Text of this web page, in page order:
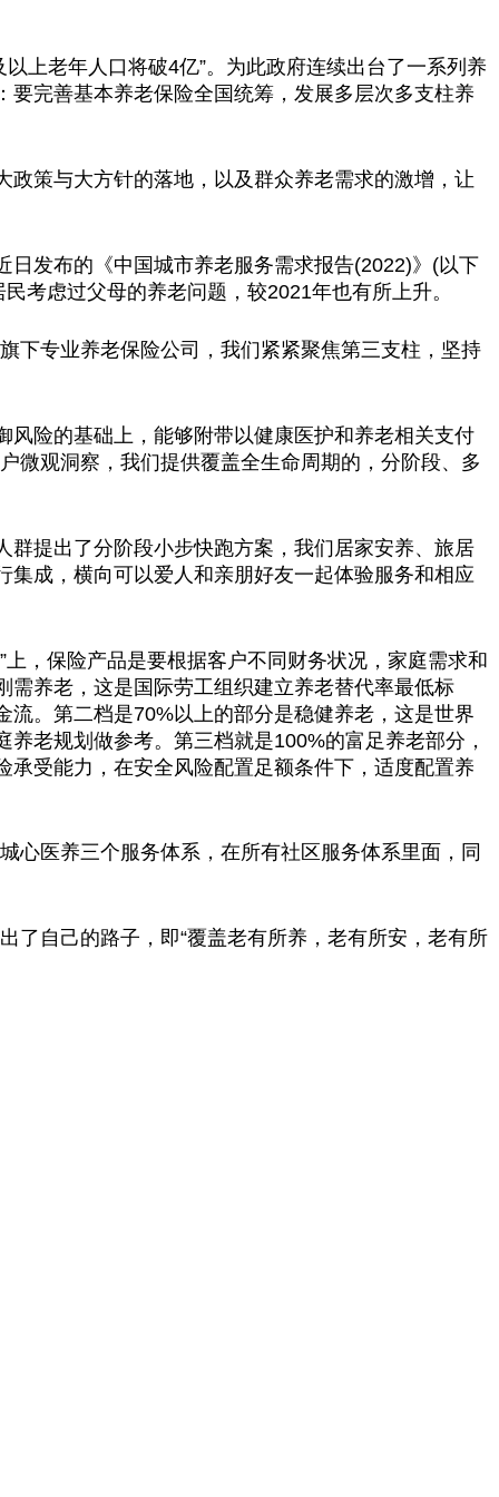
上老年人口将破4亿”。为此政府连续出台了一系列养
要完善基本养老保险全国统筹，发展多层次多支柱养
策与大方针的落地，以及群众养老需求的激增，让
日发布的《中国城市养老服务需求报告(2022)》(以下
考虑过父母的养老问题，较2021年也有所上升。
下专业养老保险公司，我们紧紧聚焦第三支柱，坚持
险的基础上，能够附带以健康医护和养老相关支付
微观洞察，我们提供覆盖全生命周期的，分阶段、多
群提出了分阶段小步快跑方案，我们居家安养、旅居
成，横向可以爱人和亲朋好友一起体验服务和相应
，保险产品是要根据客户不同财务状况，家庭需求和
养老，这是国际劳工组织建立养老替代率最低标
流。第二档是70%以上的部分是稳健养老，这是世界
老规划做参考。第三档就是100%的富足养老部分，
承受能力，在安全风险配置足额条件下，适度配置养
心医养三个服务体系，在所有社区服务体系里面，同
了自己的路子，即“覆盖老有所养，老有所安，老有所